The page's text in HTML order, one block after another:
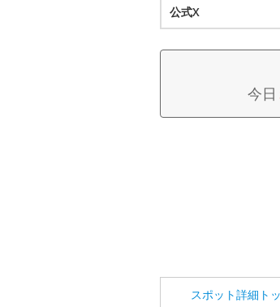
公式X
今日
スポット詳細 ト